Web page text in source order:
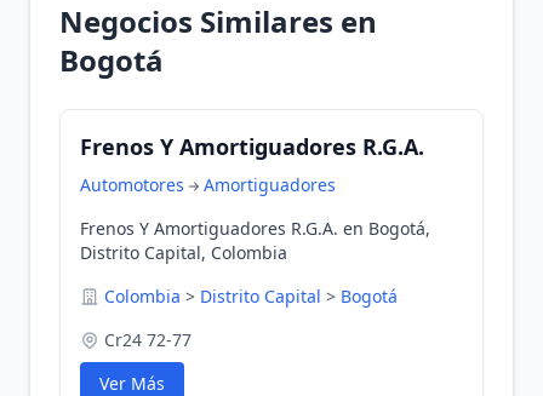
Negocios Similares en
Bogotá
Frenos Y Amortiguadores R.G.A.
Automotores
Amortiguadores
Frenos Y Amortiguadores R.G.A. en Bogotá,
Distrito Capital, Colombia
Colombia > Distrito Capital > Bogotá
Cr24 72-77
Ver Más